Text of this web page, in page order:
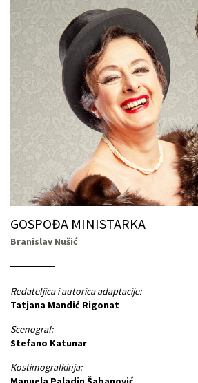
GOSPOĐA MINISTARKA
Branislav Nušić
Redateljica i autorica adaptacije:
Tatjana Mandić Rigonat
Scenograf:
Stefano Katunar
Kostimografkinja: